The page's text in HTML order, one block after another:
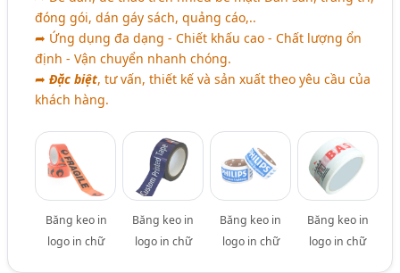
đóng gói, dán gáy sách, quảng cáo,..
➦ Ứng dụng đa dạng - Chiết khấu cao - Chất lượng ổn
định - Vận chuyển nhanh chóng.
➦Đặc biệt, tư vấn, thiết kế và sản xuất theo yêu cầu của
khách hàng.
Băng keo in
logo in chữ
Băng keo in
logo in chữ
Băng keo in
logo in chữ
Băng keo in
logo in chữ